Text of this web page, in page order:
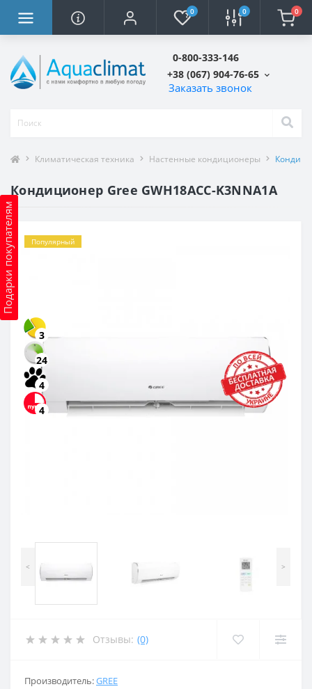
0 0 0
0-800-333-146
+38 (067) 904-76-65
Заказать звонок
Подарки покупателям
Климатическая техника Настенные кондиционеры
Кондиционер Gree GWH18ACC-K3NNA1A
Популярный
3
24
4
4
< >
Отзывы: (0)
Производитель:GREE